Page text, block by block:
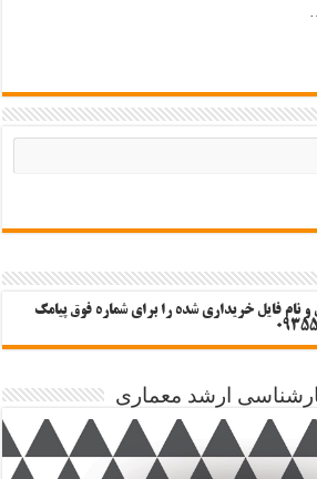
و نام فایل خریداری شده را برای شماره فوق پیامک
ارشد معماری